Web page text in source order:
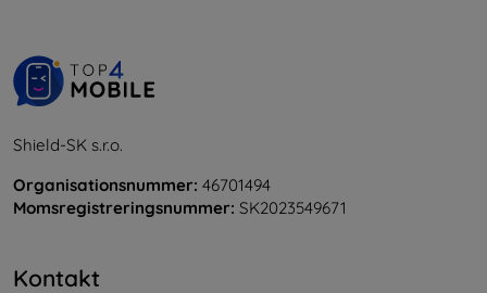
Shield-SK s.r.o.
Organisationsnummer: 46701494
Momsregistreringsnummer: SK2023549671
Kontakt